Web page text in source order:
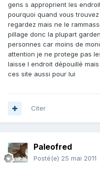
gens s approprient les
pourquoi quand vous
regardez mais ne le
pillage donc la plupart
personnes car moins de
attention je ne protege pas
laisse l endroit dépouillé
ces site aussi pour lui
Citer
Paleofred
Posté(e) 25 mai 2011